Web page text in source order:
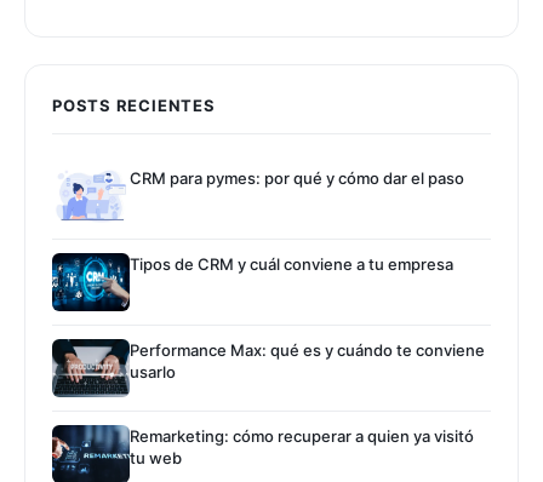
POSTS RECIENTES
CRM para pymes: por qué y cómo dar el paso
Tipos de CRM y cuál conviene a tu empresa
Performance Max: qué es y cuándo te conviene
usarlo
Remarketing: cómo recuperar a quien ya visitó
tu web